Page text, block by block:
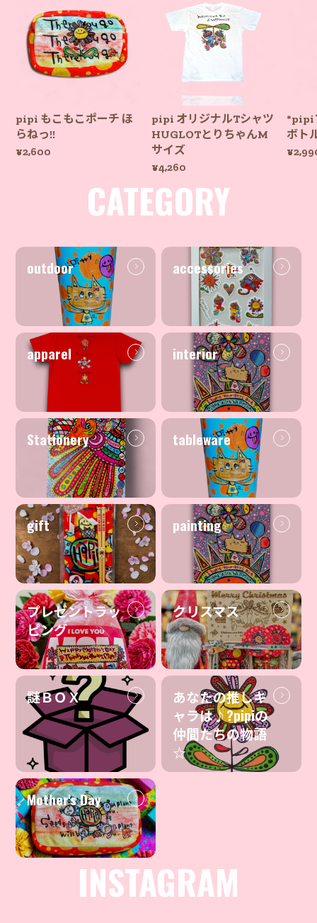
pipi もこもこポーチ ほ
らねっ!!
¥2,600
pipi オリジナルTシャツ
HUGLOTとりちゃんM
サイズ
¥4,260
*pipi
ボト
CATEGORY
outdoor accessories
apparel interior
Stationery tableware
gift painting
プレゼントラッ
ピング
クリスマス
謎ＢＯＸ
あなたの推しキ
ャラは♪?pipiの
仲間たちの物語
☆
Mother's Day
INSTAGRAM